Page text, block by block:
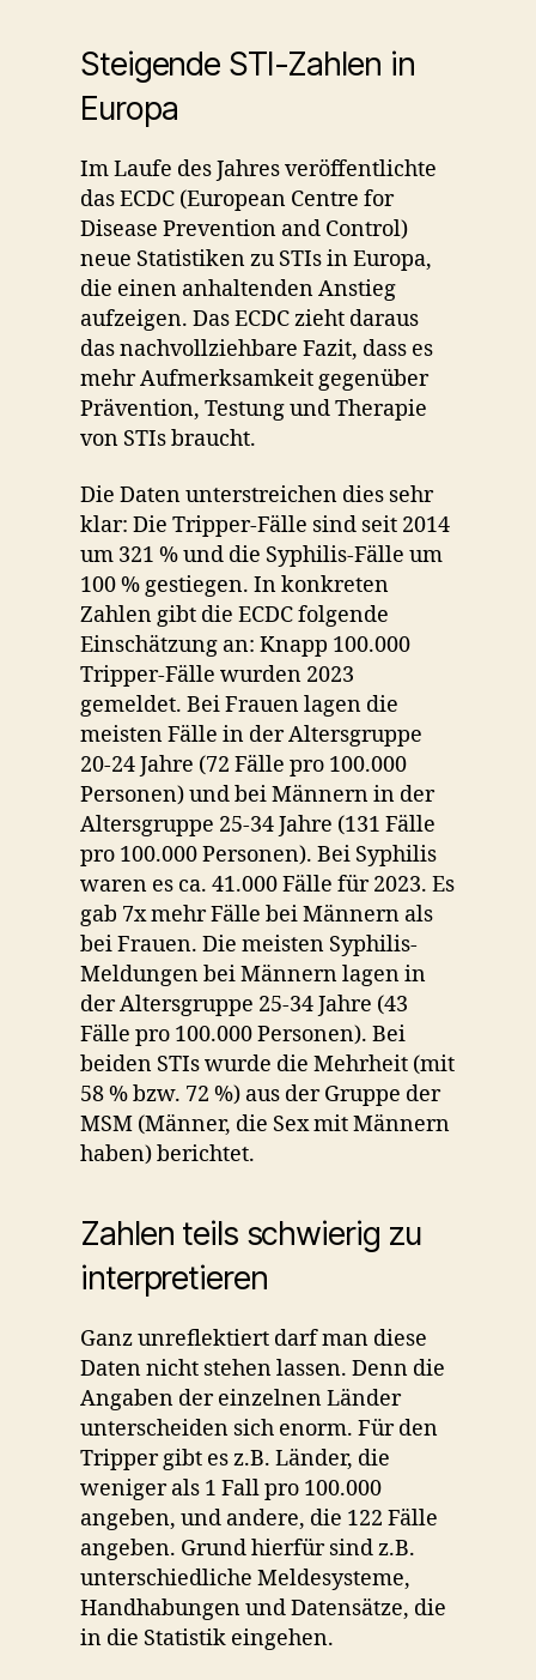
Steigende STI-Zahlen in
Europa
Im Laufe des Jahres veröffentlichte
das ECDC (European Centre for
Disease Prevention and Control)
neue Statistiken zu STIs in Europa,
die einen anhaltenden Anstieg
aufzeigen. Das ECDC zieht daraus
das nachvollziehbare Fazit, dass es
mehr Aufmerksamkeit gegenüber
Prävention, Testung und Therapie
von STIs braucht.
Die Daten unterstreichen dies sehr
klar: Die Tripper-Fälle sind seit 2014
um 321 % und die Syphilis-Fälle um
100 % gestiegen. In konkreten
Zahlen gibt die ECDC folgende
Einschätzung an: Knapp 100.000
Tripper-Fälle wurden 2023
gemeldet. Bei Frauen lagen die
meisten Fälle in der Altersgruppe
20-24 Jahre (72 Fälle pro 100.000
Personen) und bei Männern in der
Altersgruppe 25-34 Jahre (131 Fälle
pro 100.000 Personen). Bei Syphilis
waren es ca. 41.000 Fälle für 2023. Es
gab 7x mehr Fälle bei Männern als
bei Frauen. Die meisten Syphilis-
Meldungen bei Männern lagen in
der Altersgruppe 25-34 Jahre (43
Fälle pro 100.000 Personen). Bei
beiden STIs wurde die Mehrheit (mit
58 % bzw. 72 %) aus der Gruppe der
MSM (Männer, die Sex mit Männern
haben) berichtet.
Zahlen teils schwierig zu
interpretieren
Ganz unreflektiert darf man diese
Daten nicht stehen lassen. Denn die
Angaben der einzelnen Länder
unterscheiden sich enorm. Für den
Tripper gibt es z.B. Länder, die
weniger als 1 Fall pro 100.000
angeben, und andere, die 122 Fälle
angeben. Grund hierfür sind z.B.
unterschiedliche Meldesysteme,
Handhabungen und Datensätze, die
in die Statistik eingehen.